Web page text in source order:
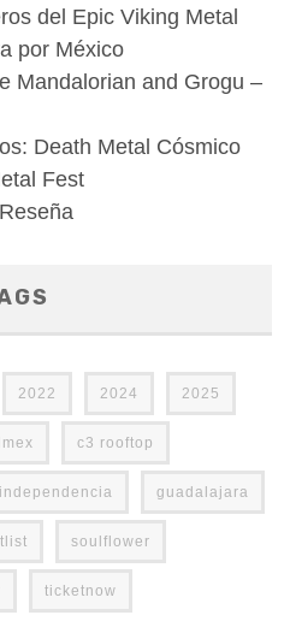
del Epic Viking Metal
por México
Mandalorian and Grogu –
Death Metal Cósmico
Fest
2022 2024 2025
c3 rooftop
guadalajara
soulflower
ticketnow